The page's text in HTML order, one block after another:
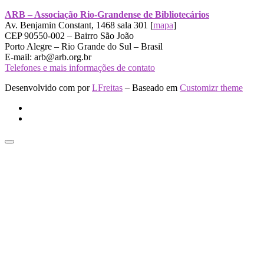
ARB – Associação Rio-Grandense de Bibliotecários
Av. Benjamin Constant, 1468 sala 301 [mapa]
CEP 90550-002 – Bairro São João
Porto Alegre – Rio Grande do Sul – Brasil
E-mail: arb@arb.org.br
Telefones e mais informações de contato
Desenvolvido com porLFreitas – Baseado em Customizr theme